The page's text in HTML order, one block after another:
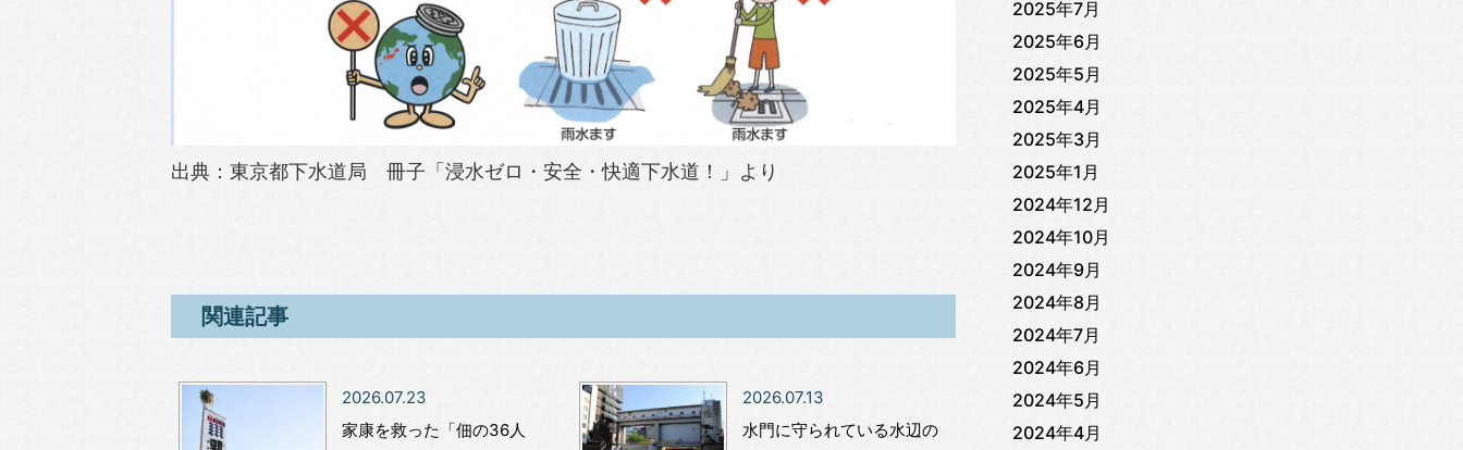
出典：東京都下水道局 冊子「浸水ゼロ・安全・快適下水道！」より
関連記事
2026.07.23
家康を救った「佃の36人
2026.07.13
水門に守られている水辺の
2025年7月
2025年6月
2025年5月
2025年4月
2025年3月
2025年1月
2024年12月
2024年10月
2024年9月
2024年8月
2024年7月
2024年6月
2024年5月
2024年4月